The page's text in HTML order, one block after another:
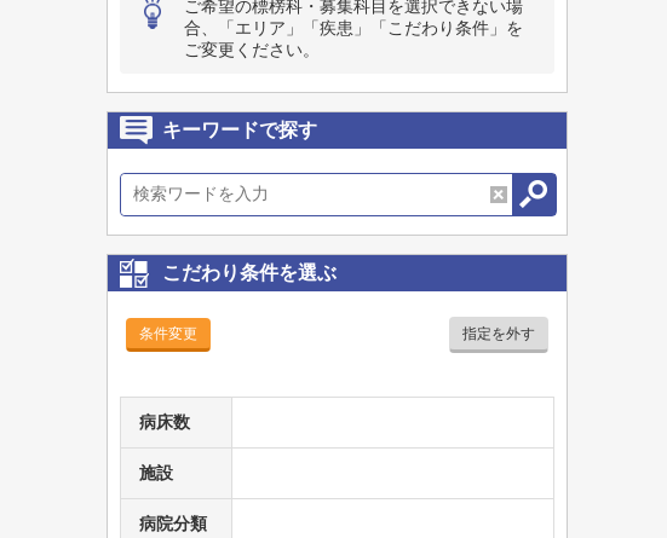
ご希望の標榜科・募集科目を選択できない場
合、「エリア」「疾患」「こだわり条件」を
ご変更ください。
キーワードで探す
こだわり条件を選ぶ
条件変更 指定を外す
病床数
施設
病院分類